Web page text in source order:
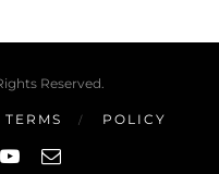
Reserved.
TERMS POLICY